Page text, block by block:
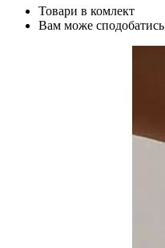
Товари в комлект
Вам може сподобатись